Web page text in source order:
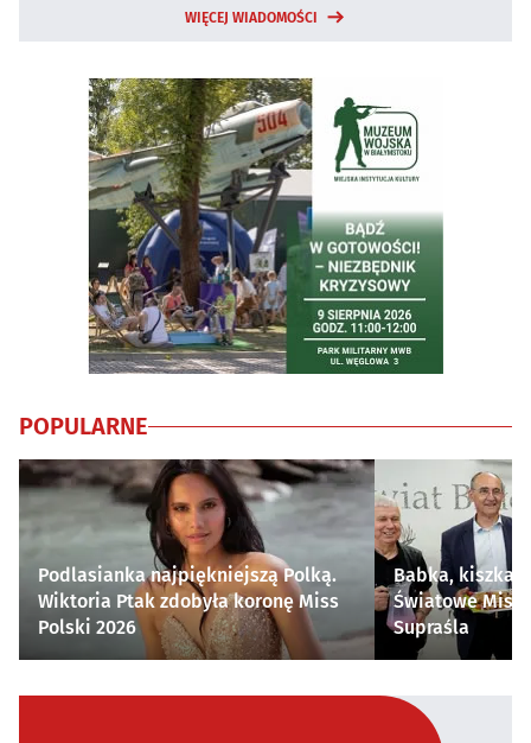
WIĘCEJ WIADOMOŚCI
POPULARNE
Podlasianka najpiękniejszą Polką.
Wiktoria Ptak zdobyła koronę Miss
Polski 2026
Babka, kiszka i
Światowe
Supraśla